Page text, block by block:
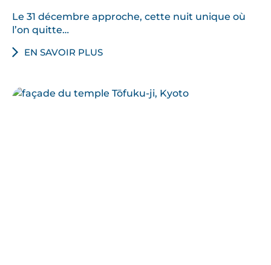
Le 31 décembre approche, cette nuit unique où
l’on quitte…
EN SAVOIR PLUS